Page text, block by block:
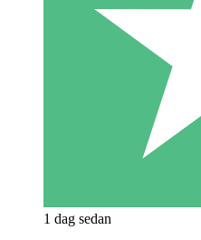
1 dag sedan